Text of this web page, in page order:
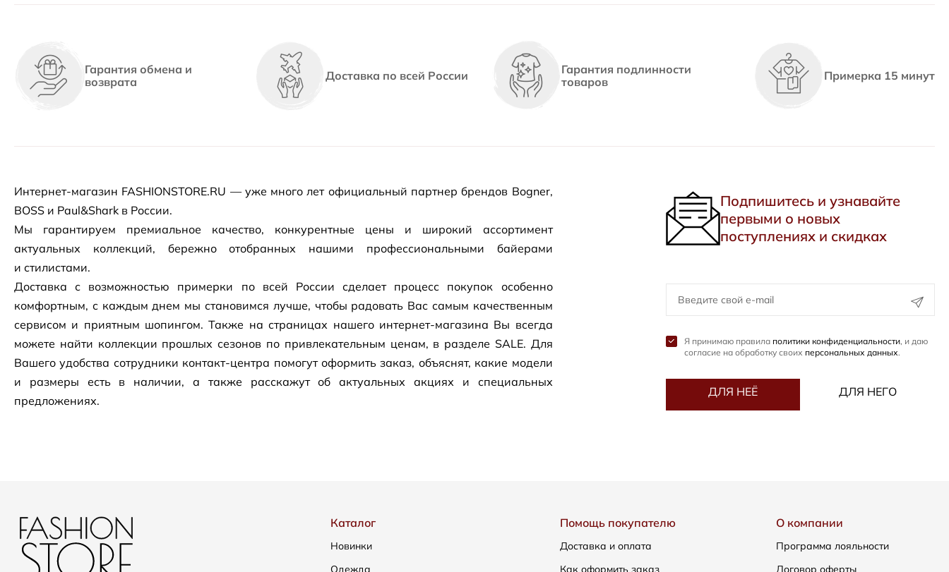
Гарантия обмена и
возврата
Доставка по всей России
Гарантия подлинности
товаров
Примерка 15 минут
Интернет-магазин FASHIONSTORE.RU — уже много лет официальный партнер брендов Bogner,
BOSS и Paul&Shark в России.
Мы гарантируем премиальное качество, конкурентные цены и широкий ассортимент
актуальных коллекций, бережно отобранных нашими профессиональными байерами
и стилистами.
Доставка с возможностью примерки по всей России сделает процесс покупок особенно
комфортным, с каждым днем мы становимся лучше, чтобы радовать Вас самым качественным
сервисом и приятным шопингом. Также на страницах нашего интернет-магазина Вы всегда
можете найти коллекции прошлых сезонов по привлекательным ценам, в разделе SALE. Для
Вашего удобства сотрудники контакт-центра помогут оформить заказ, объяснят, какие модели
и размеры есть в наличии, а также расскажут об актуальных акциях и специальных
предложениях.
Подпишитесь и узнавайте
первыми о новых
поступлениях и скидках
Я принимаю правила политики конфиденциальности, и даю
согласие на обработку своих персональных данных.
ДЛЯ НЕЁ ДЛЯ НЕГО
Каталог
Новинки
Одежда
Помощь покупателю
Доставка и оплата
Как оформить заказ
О компании
Программа лояльности
Договор оферты